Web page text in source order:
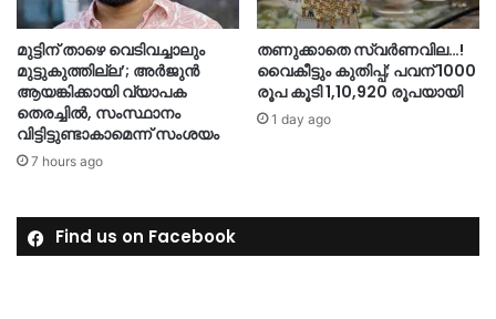
മുട്ടിന് താഴെ വെടിവച്ചാലും
മുട്ടുകുത്തില്ല’; അർജുൻ
ആയങ്കിക്കായി വ്യാപക
തെരച്ചിൽ, സംസ്ഥാനം
വിട്ടിട്ടുണ്ടാകാമെന്ന് സംശയം
7 hours ago
തണുക്കാതെ സ്വർണവില…!
വൈകീട്ടും കുതിപ്പ്; പവന് 1000
രൂപ കൂടി 1,10,920 രൂപയായി
1 day ago
Find us on Facebook